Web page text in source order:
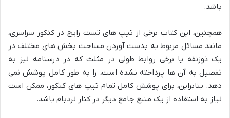
باشد.
همچنین، این کتاب برخی از تیپ های تست رایج در کنکور سراسری،
مانند مسائل مربوط به بدست آوردن مساحت بخش های مختلف در
یک ذوزنقه یا برخی روابط طولی در مثلث که در درسنامه نیز به
تفصیل به آن ها پرداخته نشده است، را به طور کامل پوشش نمی
دهد. بنابراین، برای پوشش کامل تمام تیپ های کنکور، ممکن است
نیاز به استفاده از یک منبع جامع دیگر در کنار نردبام باشد.